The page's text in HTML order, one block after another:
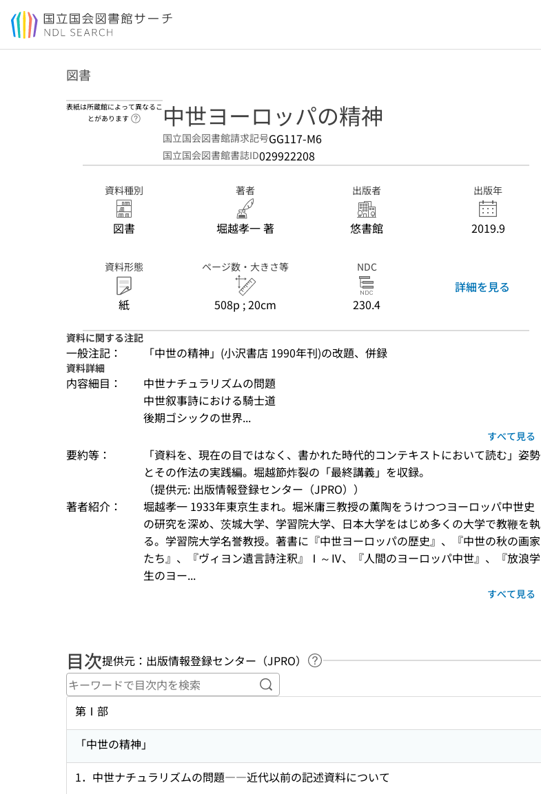
本文へ移動
図書
表紙は所蔵館によって異なるこ
とがあります
ヘルプページへのリンク
中世ヨーロッパの精神
国立国会図書館請求記号GG117-M6
国立国会図書館書誌ID029922208
資料種別
図書
著者
堀越孝一 著
出版者
悠書館
出版年
2019.9
資料形態
紙
ページ数・大きさ等
508p ; 20cm
NDC
230.4
詳細を見る
資料に関する注記
一般注記： 「中世の精神」(小沢書店 1990年刊)の改題、併録
資料詳細
内容細目：
中世ナチュラリズムの問題
中世叙事詩における騎士道
後期ゴシックの世界...
すべて見る
要約等：
「資料を、現在の目ではなく、書かれた時代的コンテキストにおいて読む」姿勢
とその作法の実践編。堀越節炸裂の「最終講義」を収録。
（提供元: 出版情報登録センター（JPRO））
著者紹介：
堀越孝一 1933年東京生まれ。堀米庸三教授の薫陶をうけつつヨーロッパ中世史
の研究を深め、茨城大学、学習院大学、日本大学をはじめ多くの大学で教鞭を執
る。学習院大学名誉教授。著書に『中世ヨーロッパの歴史』、『中世の秋の画家
たち』、『ヴィヨン遺言詩注釈』Ⅰ～Ⅳ、『人間のヨーロッパ中世』、『放浪学
生のヨー...
すべて見る
目次提供元：出版情報登録センター（JPRO）
ヘルプページへのリンク
キーワードで目次内を検索
第Ⅰ部
「中世の精神」
1．中世ナチュラリズムの問題――近代以前の記述資料について